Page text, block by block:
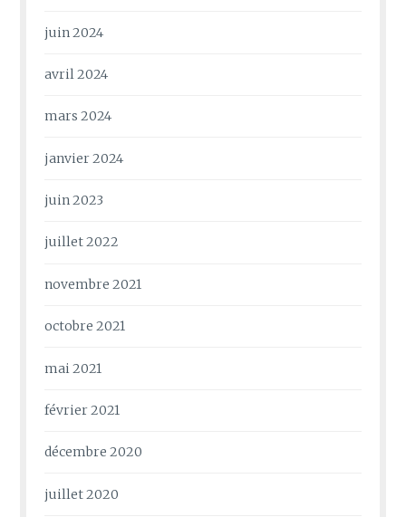
juin 2024
avril 2024
mars 2024
janvier 2024
juin 2023
juillet 2022
novembre 2021
octobre 2021
mai 2021
février 2021
décembre 2020
juillet 2020